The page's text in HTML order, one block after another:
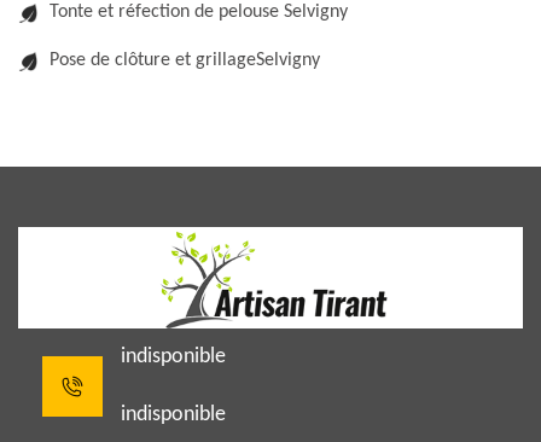
Tonte et réfection de pelouse Selvigny
Pose de clôture et grillageSelvigny
indisponible
indisponible